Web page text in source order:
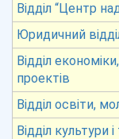
Відділ “Центр
Юридичний
Відділ
проектів
Відділ освіти,
Відділ культури